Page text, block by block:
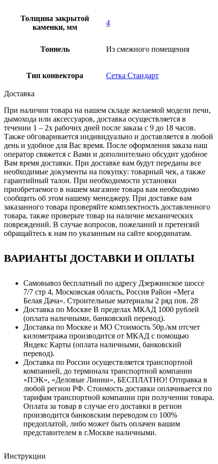
Толщина закрытой
каменки, мм
4
Тоннель Из смежного помещения
Тип конвектора Сетка Стандарт
Доставка
При наличии товара на нашем складе желаемой модели печи,
дымохода или аксессуаров, доставка осуществляется в
течении 1 – 2х рабочих дней после заказа с 9 до 18 часов.
Также обговаривается индивидуально и доставляется в любой
день и удобное для Вас время. После оформления заказа наш
оператор свяжется с Вами и дополнительно обсудит удобное
Вам время доставки. При доставке вам будут переданы все
необходимые документы на покупку: товарный чек, а также
гарантийный талон. При необходимости установки
приобретаемого в нашем магазине товара вам необходимо
сообщить об этом нашему менеджеру. При доставке вам
заказанного товара проверяйте комплектность доставленного
товара, также проверьте товар на наличие механических
повреждений. В случае вопросов, пожеланий и претензий
обращайтесь к нам по указанным на сайте координатам.
ВАРИАНТЫ ДОСТАВКИ И ОПЛАТЫ
Самовывоз бесплатный по адресу Дзержинское шоссе
7/7 стр 4, Московская область, Россия Район «Мега
Белая Дача». Строительные материалы 2 ряд пов. 28
Доставка по Москве В пределах МКАД 1000 рублей
(оплата наличными, банковский перевод).
Доставка по Москве и МО Стоимость 50р./км отсчет
километража производится от МКАД с помощью
Яндекс Карты (оплата наличными, банковский
перевод).
Доставка по России осуществляется транспортной
компанией, до терминала транспортной компании
«ПЭК», «Деловые Линии», БЕСПЛАТНО! Отправка в
любой регион РФ. Стоимость доставки оплачивается по
тарифам транспортной компании при получении товара.
Оплата за товар в случае его доставки в регион
производится банковским переводом со 100%
предоплатой, либо может быть оплачен вашим
представителем в г.Москве наличными.
Инструкции